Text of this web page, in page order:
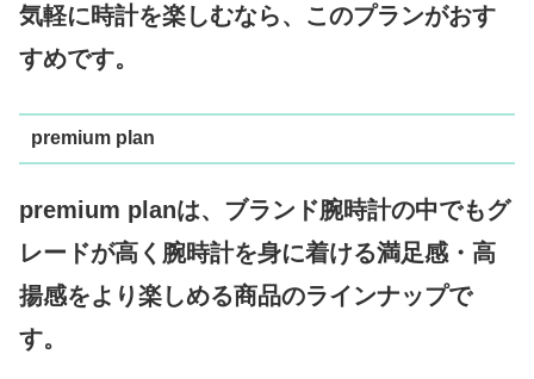
気軽に時計を楽しむなら、このプランがおす
すめです。
premium plan
premium planは、ブランド腕時計の中でもグ
レードが高く腕時計を身に着ける満足感・高
揚感をより楽しめる商品のラインナップで
す。